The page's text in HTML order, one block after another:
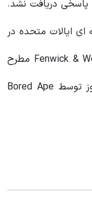
پاسخی دریافت نشد.
ای ایالات متحده در
کالیفرنیای مرکزی توسط شرکت حقوقی Fenwick & West مطرح
شد و یک مدرک 43 صفحه ای اوایل امروز توسط Bored Ape